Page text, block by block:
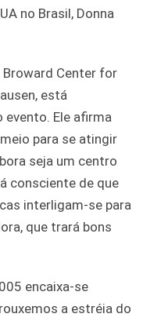
no Brasil, Donna
Center for
está
Ele afirma
para se atingir
seja um centro
consciente de que
interligam-se para
que trará bons
encaixa-se
a estréia do